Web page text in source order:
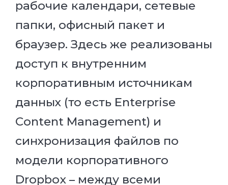
рабочие календари, сетевые
папки, офисный пакет и
браузер. Здесь же реализованы
доступ к внутренним
корпоративным источникам
данных (то есть Enterprise
Content Management) и
синхронизация файлов по
модели корпоративного
Dropbox – между всеми